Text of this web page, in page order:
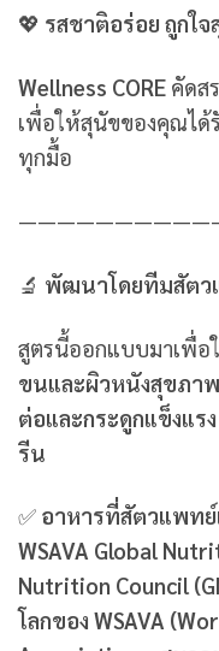
💖 รสชาติอร่อย ถูกใ
Wellness CORE คัดส
เพื่อให้สุนัขของคุณได้
ทุกมื้อ
🔬 พัฒนาโดยทีมสัตว
สูตรนี้ออกแบบมาเพื่
ขนและผิวหนังสุขภา
ต่อและกระดูกแข็งแร
รีน
✅ อาหารที่สัตวแพท
WSAVA Global
Nutrition Council
โลกของ WSAVA